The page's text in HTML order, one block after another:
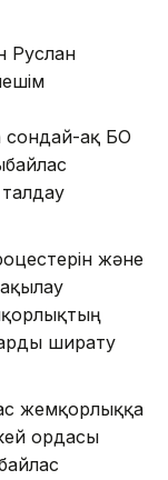
Руслан
ақ БҚО
және
ширату
жемқорлыққа
ордасы